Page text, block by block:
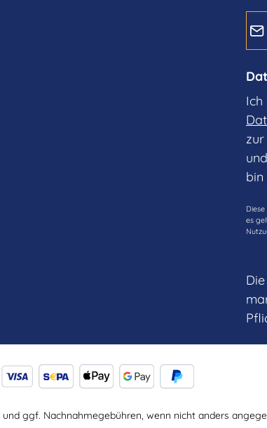
Ich
bin
es
und ggf. Nachnahmegebühren, wenn nicht anders